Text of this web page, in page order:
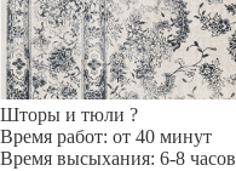
Шторы и тюли ?
Время работ: от 40 минут
Время высыхания: 6-8 часов